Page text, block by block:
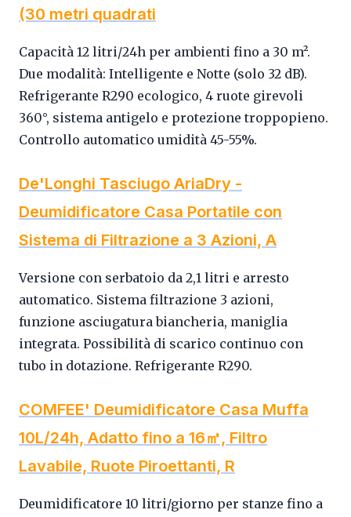
(30 metri quadrati
Capacità 12 litri/24h per ambienti fino a 30 m².
Due modalità: Intelligente e Notte (solo 32 dB).
Refrigerante R290 ecologico, 4 ruote girevoli
360°, sistema antigelo e protezione troppopieno.
Controllo automatico umidità 45-55%.
De'Longhi Tasciugo AriaDry -
Deumidificatore Casa Portatile con
Sistema di Filtrazione a 3 Azioni, A
Versione con serbatoio da 2,1 litri e arresto
automatico. Sistema filtrazione 3 azioni,
funzione asciugatura biancheria, maniglia
integrata. Possibilità di scarico continuo con
tubo in dotazione. Refrigerante R290.
COMFEE' Deumidificatore Casa Muffa
10L/24h, Adatto fino a 16㎡, Filtro
Lavabile, Ruote Piroettanti, R
Deumidificatore 10 litri/giorno per stanze fino a